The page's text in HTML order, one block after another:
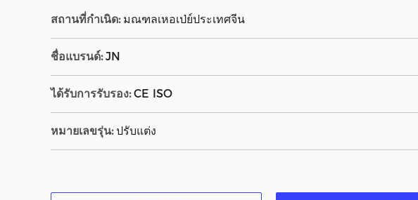
สถานที่กำเนิด: มณฑลเหอเป่ย์ประเทศจีน
ชื่อแบรนด์: JN
ได้รับการรับรอง: CE ISO
หมายเลขรุ่น: ปรับแต่ง